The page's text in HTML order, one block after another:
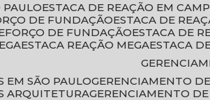
PAULO
ESTACA DE REAÇÃO EM
DE FUNDAÇÃO
ESTACA DE
DE FUNDAÇÃO
ESTACA DE
ESTACA REAÇÃO MEGA ESTACA
EM SÃO PAULO
GERENCIAMENTO
ARQUITETURA
GERENCIAMENTO